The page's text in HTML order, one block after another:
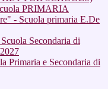
PRIMARIA
- Scuola primaria E.De
Secondaria di
Primaria e Secondaria di